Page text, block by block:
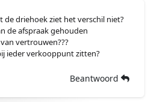
de driehoek ziet het verschil niet?
de afspraak gehouden
vertrouwen???
ieder verkooppunt zitten?
Beantwoord